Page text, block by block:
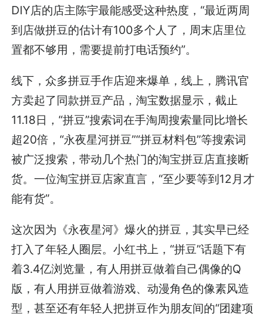
DIY店的店主陈宇最能感受这种热度，“最近两周
到店做拼豆的估计有100多个人了，周末店里位
置都不够用，需要提前打电话预约”。
线下，众多拼豆手作店迎来爆单，线上，腾讯官
方卖起了同款拼豆产品，淘宝数据显示，截止
11.18日，“拼豆”搜索词在手淘周搜索量同比增长
超20倍，“永夜星河拼豆”“拼豆材料包”等搜索词
被广泛搜索，带动几个热门的淘宝拼豆店直接断
货。一位淘宝拼豆店家直言，“至少要等到12月才
能有货”。
这次因为《永夜星河》爆火的拼豆，其实早已经
打入了年轻人圈层。小红书上，“拼豆”话题下有
着3.4亿浏览量，有人用拼豆做着自己偶像的Q
版，有人用拼豆做着游戏、动漫角色的像素风造
型，甚至还有年轻人把拼豆作为朋友间的“团建项